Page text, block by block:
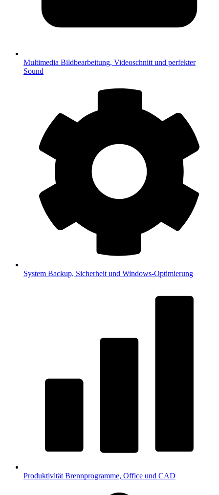
Multimedia Bildbearbeitung, Videoschnitt und perfekter
Sound
System Backup, Sicherheit und Windows-Optimierung
Produktivität Brennprogramme, Office und CAD